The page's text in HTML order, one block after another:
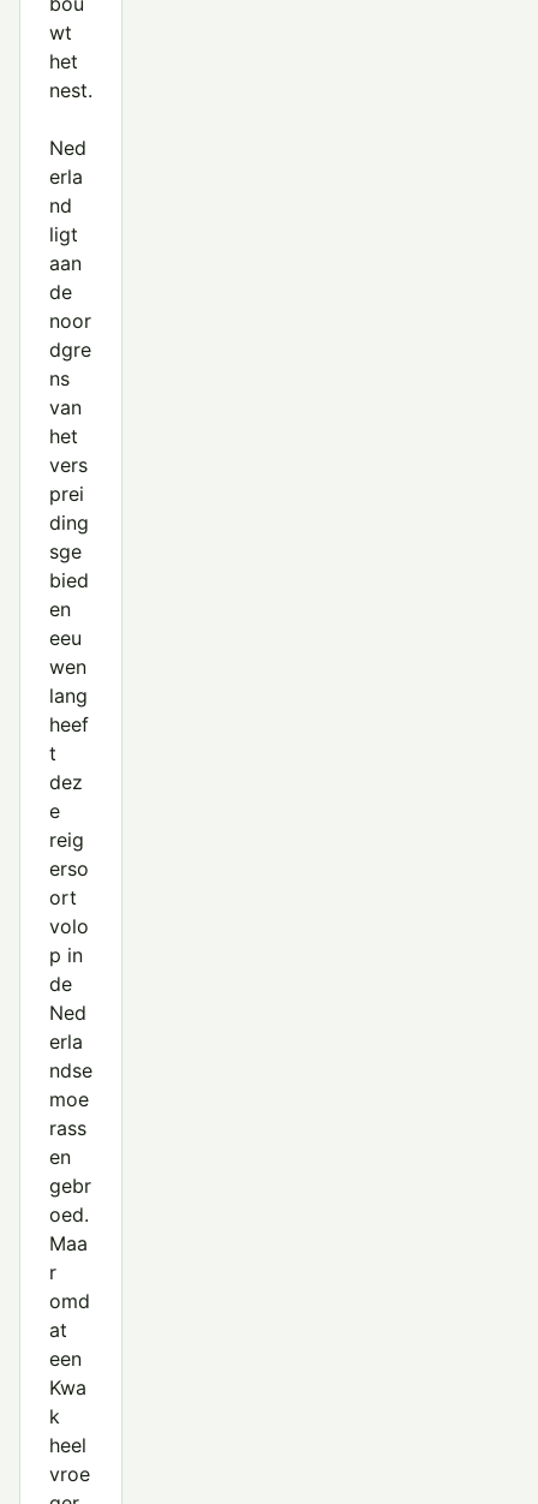
wt
het
nest.
Ned
erla
nd
ligt
aan
de
noor
dgre
ns
van
het
vers
prei
ding
sge
bied
en
eeu
wen
lang
heef
t
dez
e
reig
erso
ort
volo
p in
de
Ned
erla
ndse
moe
rass
en
gebr
oed.
Maa
r
omd
at
een
Kwa
k
heel
vroe